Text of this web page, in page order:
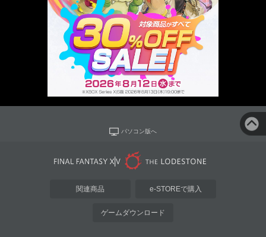
パソコン版へ
関連商品 e-STOREで購入
ゲームダウンロード